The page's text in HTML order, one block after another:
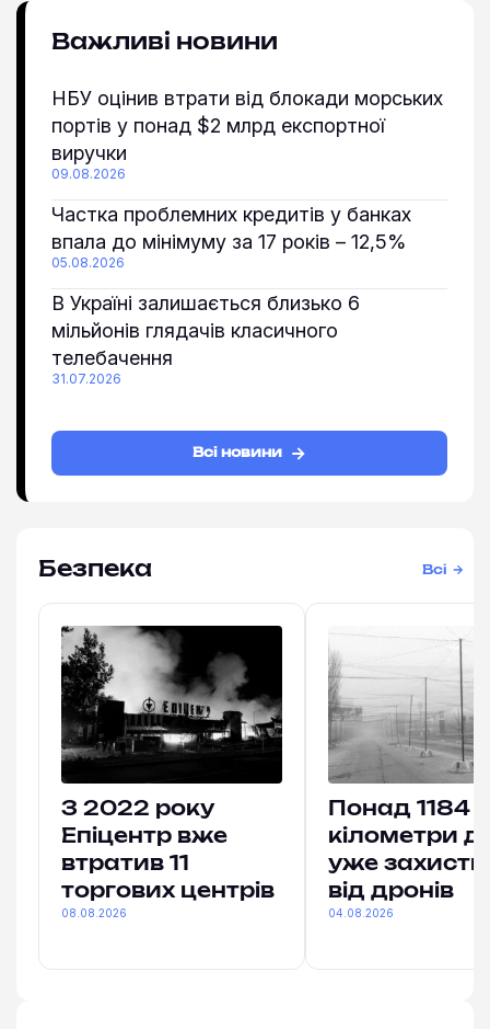
Важливі новини
НБУ оцінив втрати від блокади морських
портів у понад $2 млрд експортної
виручки
09.08.2026
Частка проблемних кредитів у банках
впала до мінімуму за 17 років – 12,5%
05.08.2026
В Україні залишається близько 6
мільйонів глядачів класичного
телебачення
31.07.2026
Всі новини
Безпека Всі
З 2022 року
Епіцентр вже
втратив 11
торгових центрів
08.08.2026
Понад 1184
кілометри
уже
від дронів
04.08.2026